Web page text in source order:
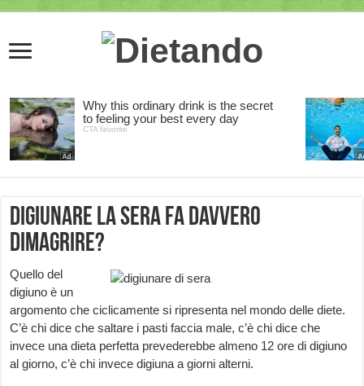
Digiunare la sera fa davvero
dimagrire?
Quello del
digiuno è un
argomento che ciclicamente si ripresenta nel mondo delle diete.
C’è chi dice che saltare i pasti faccia male, c’è chi dice che
invece una dieta perfetta prevederebbe almeno 12 ore di digiuno
al giorno, c’è chi invece digiuna a giorni alterni.